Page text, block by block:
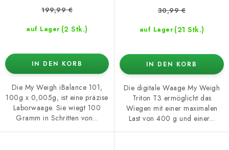
auf Lager (2 Stk.)
199,99 €
IN DEN KORB
Die My Weigh iBalance 101,
100g x 0,005g, ist eine präzise
Laborwaage. Sie wiegt 100
Gramm in Schritten von...
auf Lager (21 Stk.)
30,99 €
IN DEN KORB
Die digitale Waage My Weigh
Triton T3 ermöglicht das
Wiegen mit einer maximalen
Last von 400 g und einer...